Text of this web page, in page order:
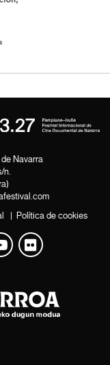
Navarra
n.
| Política de cookies
Youtube
Flickr